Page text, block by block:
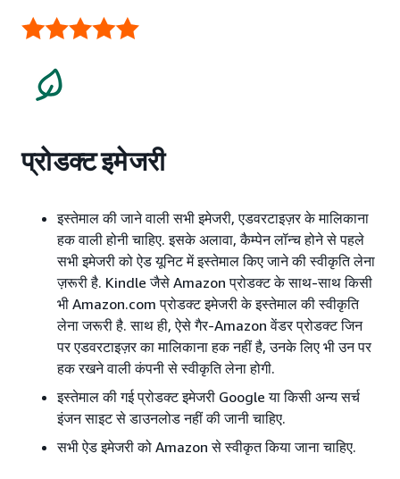
प्रोडक्ट इमेजरी
इस्तेमाल की जाने वाली सभी इमेजरी, एडवरटाइज़र के मालिकाना
हक वाली होनी चाहिए. इसके अलावा, कैम्पेन लॉन्च होने से पहले
सभी इमेजरी को ऐड यूनिट में इस्तेमाल किए जाने की स्वीकृति लेना
ज़रूरी है. Kindle जैसे Amazon प्रोडक्ट के साथ-साथ किसी
भी Amazon.com प्रोडक्ट इमेजरी के इस्तेमाल की स्वीकृति
लेना जरूरी है. साथ ही, ऐसे गैर-Amazon वेंडर प्रोडक्ट जिन
पर एडवरटाइज़र का मालिकाना हक नहीं है, उनके लिए भी उन पर
हक रखने वाली कंपनी से स्वीकृति लेना होगी.
इस्तेमाल की गई प्रोडक्ट इमेजरी Google या किसी अन्य सर्च
इंजन साइट से डाउनलोड नहीं की जानी चाहिए.
सभी ऐड इमेजरी को Amazon से स्वीकृत किया जाना चाहिए.